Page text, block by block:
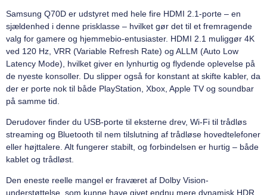
Samsung Q70D er udstyret med hele fire HDMI 2.1-porte – en
sjældenhed i denne prisklasse – hvilket gør det til et fremragende
valg for gamere og hjemmebio-entusiaster. HDMI 2.1 muliggør 4K
ved 120 Hz, VRR (Variable Refresh Rate) og ALLM (Auto Low
Latency Mode), hvilket giver en lynhurtig og flydende oplevelse på
de nyeste konsoller. Du slipper også for konstant at skifte kabler, da
der er porte nok til både PlayStation, Xbox, Apple TV og soundbar
på samme tid.
Derudover finder du USB-porte til eksterne drev, Wi-Fi til trådløs
streaming og Bluetooth til nem tilslutning af trådløse hovedtelefoner
eller højttalere. Alt fungerer stabilt, og forbindelsen er hurtig – både
kablet og trådløst.
Den eneste reelle mangel er fraværet af Dolby Vision-
understøttelse, som kunne have givet endnu mere dynamisk HDR.